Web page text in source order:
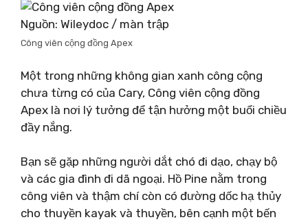
Nguồn: Wileydoc / màn trập
Công viên cộng đồng Apex
Một trong những không gian xanh công cộng
chưa từng có của Cary, Công viên cộng đồng
Apex là nơi lý tưởng để tận hưởng một buổi chiều
đầy nắng.
Bạn sẽ gặp những người dắt chó đi dạo, chạy bộ
và các gia đình đi dã ngoại. Hồ Pine nằm trong
công viên và thậm chí còn có đường dốc hạ thủy
cho thuyền kayak và thuyền, bên cạnh một bến